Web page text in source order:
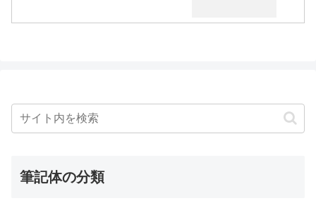
筆記体の分類